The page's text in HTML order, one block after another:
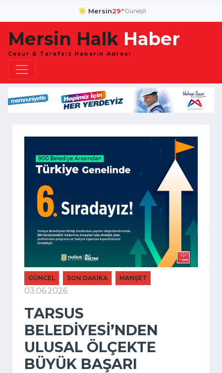
Mersin29°Güneşli
Mersin Halk Haber
Cesur & Tarafsız Haberin Adresi
GÜNCEL SON DAKİKA MANŞET
03.06.2026
TARSUS
BELEDİYESİ’NDEN
ULUSAL ÖLÇEKTE
BÜYÜK BAŞARI